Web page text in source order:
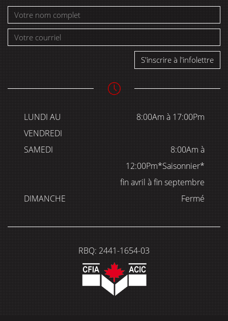
S'inscrire à l'infolettre
LUNDI AU
VENDREDI
8:00Am à 17:00Pm
SAMEDI
8:00Am à
12:00Pm*Saisonnier*
fin avril à fin septembre
DIMANCHE
Fermé
RBQ: 2441-1654-03